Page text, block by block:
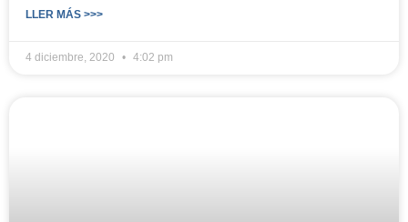
LLER MÁS >>>
4 diciembre, 2020 4:02 pm